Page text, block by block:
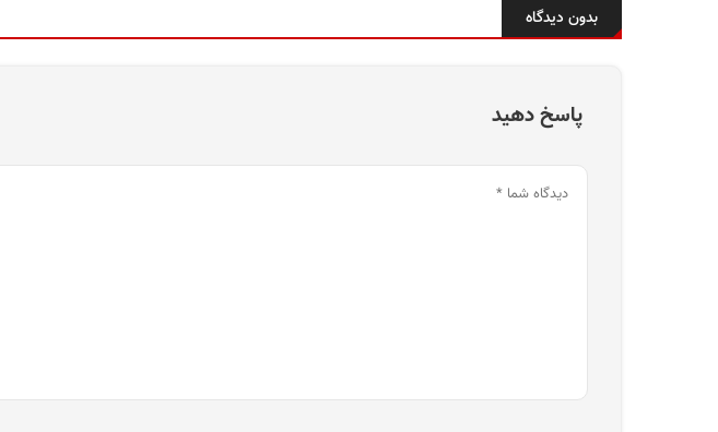
بدون دیدگاه
پاسخ دهید